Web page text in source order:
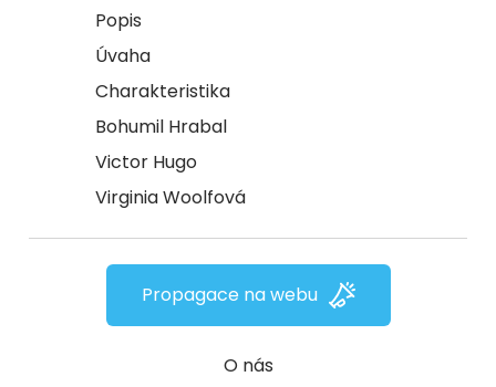
Popis
Úvaha
Charakteristika
Bohumil Hrabal
Victor Hugo
Virginia Woolfová
O nás
Propagace na webu